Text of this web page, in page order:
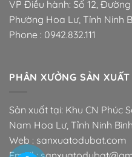
VP Điều hành: Số 12,
Phường Hoa Lư, Tỉnh Ninh
Phone : 0942.832.111
PHÂN XƯỞNG SẢN XUẤT
Sản xuất tại: Khu CN Phúc
Nam Hoa Lư, Tỉnh Ninh Bình
Web : sanxuatodubat.com